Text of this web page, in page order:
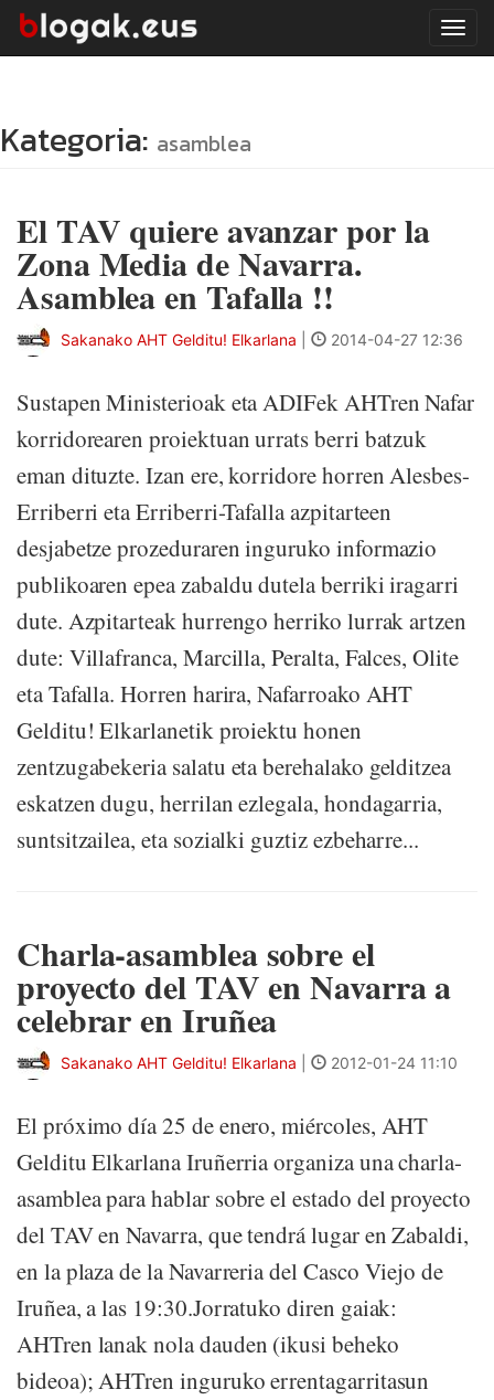
Kategoria: asamblea
El TAV quiere avanzar por la
Zona Media de Navarra.
Asamblea en Tafalla !!
Sakanako AHT Gelditu! Elkarlana 2014-04-27 12:36
Sustapen Ministerioak eta ADIFek AHTren Nafar
korridorearen proiektuan urrats berri batzuk
eman dituzte. Izan ere, korridore horren Alesbes-
Erriberri eta Erriberri-Tafalla azpitarteen
desjabetze prozeduraren inguruko informazio
publikoaren epea zabaldu dutela berriki iragarri
dute. Azpitarteak hurrengo herriko lurrak artzen
dute: Villafranca, Marcilla, Peralta, Falces, Olite
eta Tafalla. Horren harira, Nafarroako AHT
Gelditu! Elkarlanetik proiektu honen
zentzugabekeria salatu eta berehalako gelditzea
eskatzen dugu, herrilan ezlegala, hondagarria,
suntsitzailea, eta sozialki guztiz ezbeharre...
Charla-asamblea sobre el
proyecto del TAV en Navarra a
celebrar en Iruñea
Sakanako AHT Gelditu! Elkarlana 2012-01-24 11:10
El próximo día 25 de enero, miércoles, AHT
Gelditu Elkarlana Iruñerria organiza una charla-
asamblea para hablar sobre el estado del proyecto
del TAV en Navarra, que tendrá lugar en Zabaldi,
en la plaza de la Navarreria del Casco Viejo de
Iruñea, a las 19:30.Jorratuko diren gaiak:
AHTren lanak nola dauden (ikusi beheko
bideoa); AHTren inguruko errentagarritasun